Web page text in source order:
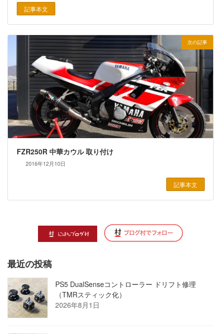
記事本文
次の記事
FZR250R 中華カウル 取り付け
2016年12月10日
記事本文
最近の投稿
PS5 DualSenseコントローラー ドリフト修理
（TMRスティック化）
2026年8月1日